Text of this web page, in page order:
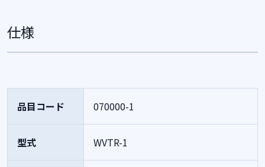
仕様
品目コード 070000-1
型式 WVTR-1